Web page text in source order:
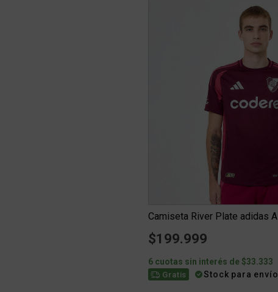
$199.999
6 cuotas sin interés de $33.333
Gratis Stock para envío